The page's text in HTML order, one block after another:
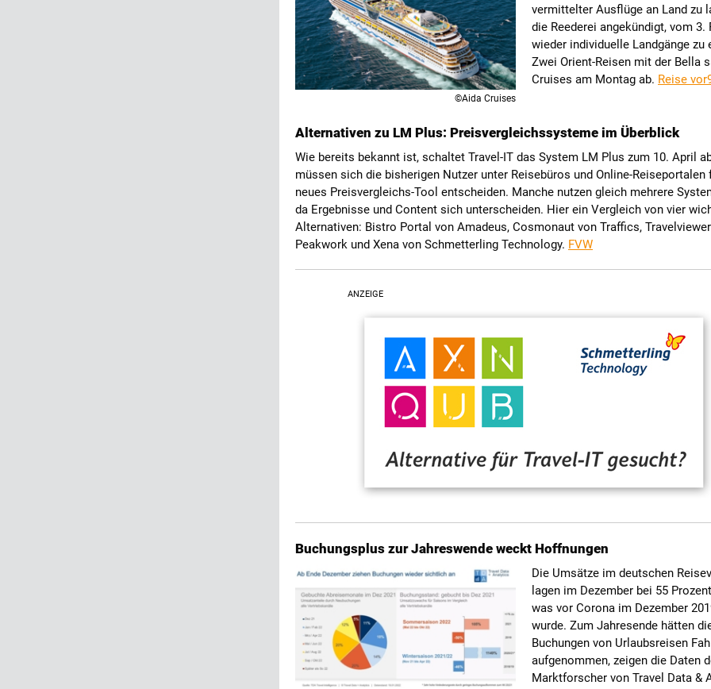
©Aida Cruises
vermittelter Ausflüge an Land zu
die Reederei angekündigt, vom 3.
wieder individuelle Landgänge zu
Zwei Orient-Reisen mit der Bella
Cruises am Montag ab. Reise
Alternativen zu LM Plus: Preisvergleichssysteme im Überblick
Wie bereits bekannt ist, schaltet Travel-IT das System LM Plus zum 10. April
müssen sich die bisherigen Nutzer unter Reisebüros und Online-Reiseportalen
neues Preisvergleichs-Tool entscheiden. Manche nutzen gleich mehrere
da Ergebnisse und Content sich unterscheiden. Hier ein Vergleich von vier
Alternativen: Bistro Portal von Amadeus, Cosmonaut von Traffics,
Peakwork und Xena von Schmetterling Technology. FVW
ANZEIGE
Buchungsplus zur Jahreswende weckt Hoffnungen
Die Umsätze im deutschen
lagen im Dezember bei 55
was vor Corona im Dezember
wurde. Zum Jahresende hätten
Buchungen von Urlaubsreisen
aufgenommen, zeigen die Daten
Marktforscher von Travel Data &